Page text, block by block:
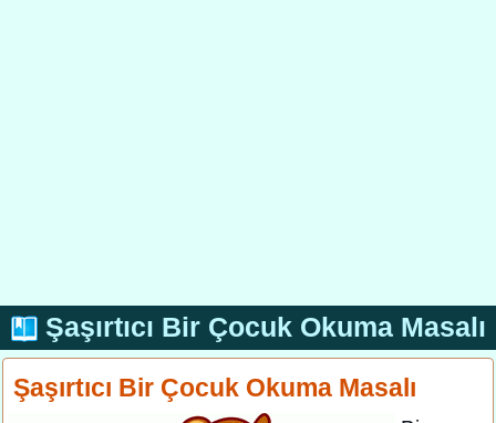
Şaşırtıcı Bir Çocuk Okuma Masalı
Şaşırtıcı Bir Çocuk Okuma Masalı